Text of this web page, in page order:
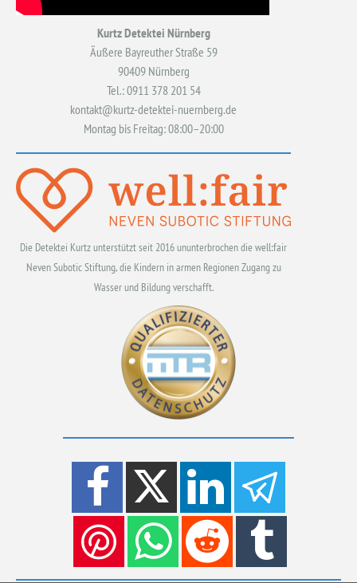
Kurtz Detektei Nürnberg
Äußere Bayreuther Straße 59
90409 Nürnberg
Tel.: 0911 378 201 54
kontakt@kurtz-detektei-nuernberg.de
Montag bis Freitag: 08:00–20:00
Die Detektei Kurtz unterstützt seit 2016 ununterbrochen die well:fair
Neven Subotic Stiftung, die Kindern in armen Regionen Zugang zu
Wasser und Bildung verschafft.